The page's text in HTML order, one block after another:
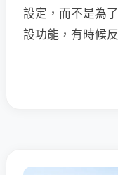
設定，而不是為
設功能，有時候